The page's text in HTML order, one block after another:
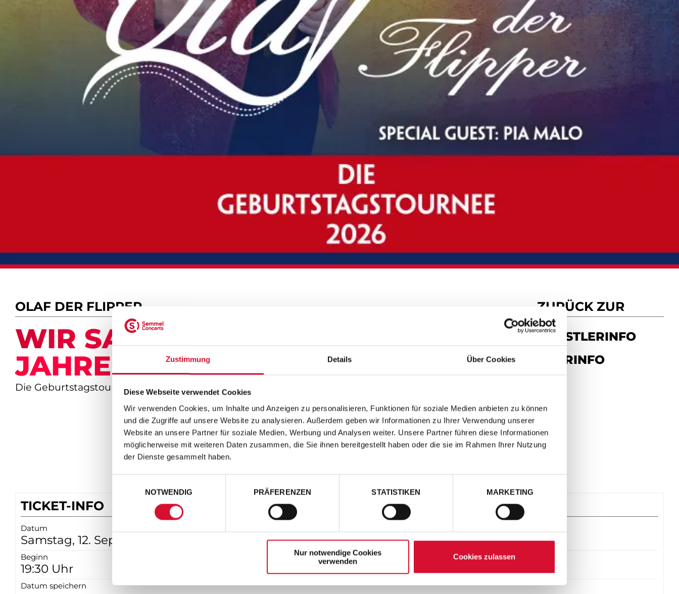
Zustimmung Details Über Cookies
Diese Webseite verwendet Cookies
Wir verwenden Cookies, um Inhalte und Anzeigen zu personalisieren, Funktionen für soziale Medien anbieten zu können
und die Zugriffe auf unsere Website zu analysieren. Außerdem geben wir Informationen zu Ihrer Verwendung unserer
Website an unsere Partner für soziale Medien, Werbung und Analysen weiter. Unsere Partner führen diese Informationen
möglicherweise mit weiteren Daten zusammen, die Sie ihnen bereitgestellt haben oder die sie im Rahmen Ihrer Nutzung
der Dienste gesammelt haben.
NOTWENDIG
PRÄFERENZEN STATISTIKEN MARKETING
Nur notwendige Cookies
verwenden
Cookies zulassen
OLAF DER FLIPPER
WIR SAGEN DANKESCHÖN! 80
JAHRE
Die Geburtstagstournee 2026
ZURÜCK ZUR
KÜNSTLERINFO
TOURINFO
TICKET-INFO
Datum
Samstag, 12. September 2026
Beginn
19:30 Uhr
Datum speichern